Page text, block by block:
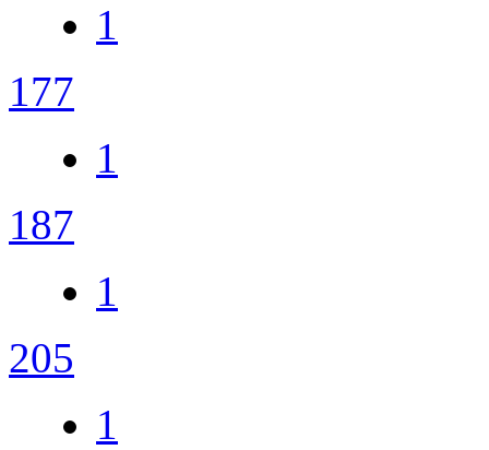
1
177
1
187
1
205
1